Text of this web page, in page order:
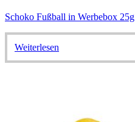
Schoko Fußball in Werbebox 25g
Weiterlesen